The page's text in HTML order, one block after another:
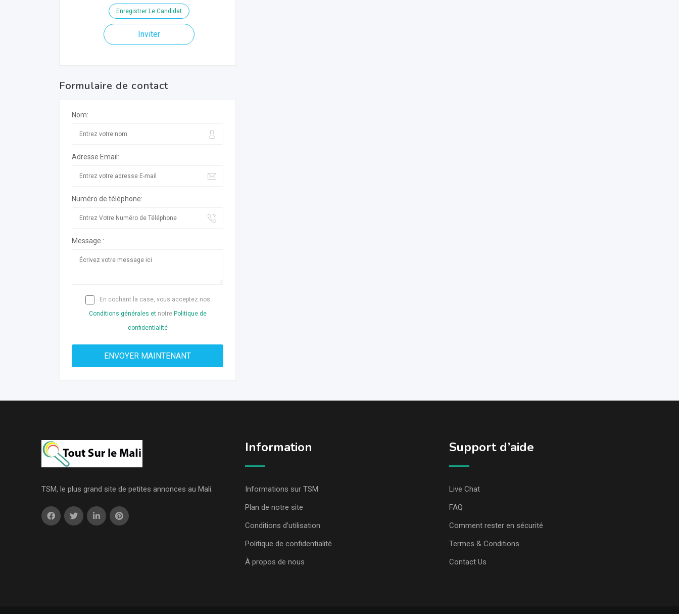
Enregistrer Le Candidat
Inviter
Formulaire de contact
Nom:
Adresse Email:
Numéro de téléphone:
Message :
En cochant la case, vous acceptez nos
Conditions générales etnotre Politique de
confidentialité
TSM, le plus grand site de petites annonces au Mali.
Information
Informations sur TSM
Plan de notre site
Conditions d’utilisation
Politique de confidentialité
À propos de nous
Support d’aide
Live Chat
FAQ
Comment rester en sécurité
Termes & Conditions
Contact Us